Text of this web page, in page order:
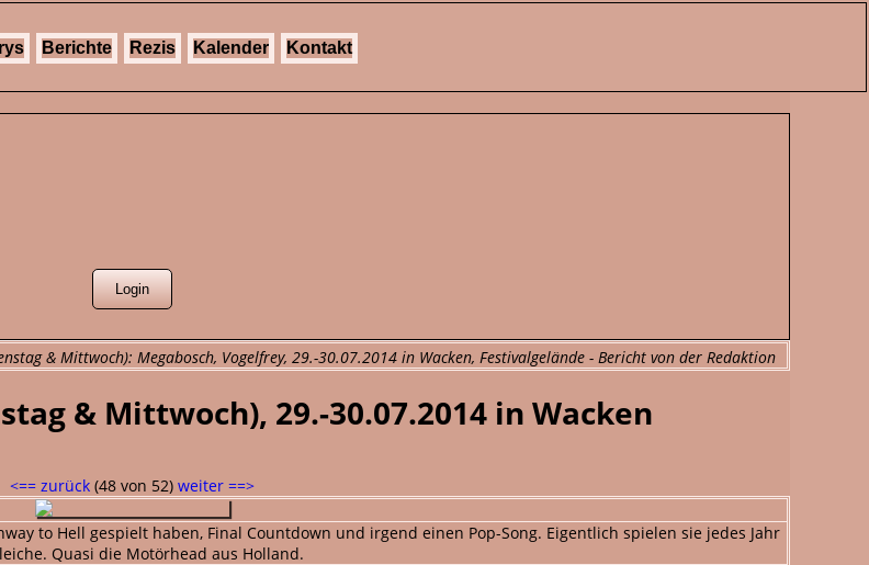
Berichte Rezis Kalender Kontakt
& Mittwoch): Megabosch, Vogelfrey, 29.-30.07.2014 in Wacken, Festivalgelände - Bericht von der Redaktion
& Mittwoch), 29.-30.07.2014 in Wacken
<== zurück(48 von 52) weiter ==>
to Hell gespielt haben, Final Countdown und irgend einen Pop-Song. Eigentlich spielen sie jedes Jahr
Quasi die Motörhead aus Holland.